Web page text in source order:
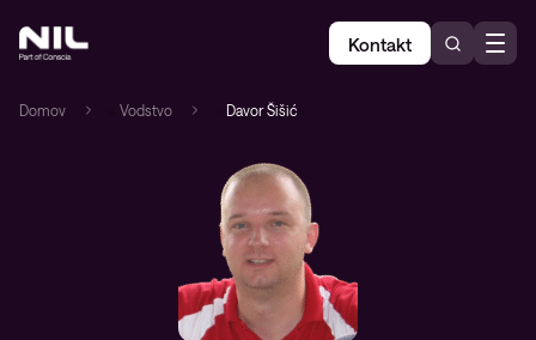
Kontakt
Domov Vodstvo Davor Šišić